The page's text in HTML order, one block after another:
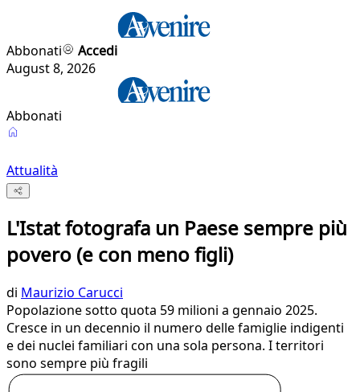
Abbonati
Accedi
August 8, 2026
Abbonati
Attualità
L'Istat fotografa un Paese sempre più
povero (e con meno figli)
di Maurizio Carucci
Popolazione sotto quota 59 milioni a gennaio 2025.
Cresce in un decennio il numero delle famiglie indigenti
e dei nuclei familiari con una sola persona. I territori
sono sempre più fragili